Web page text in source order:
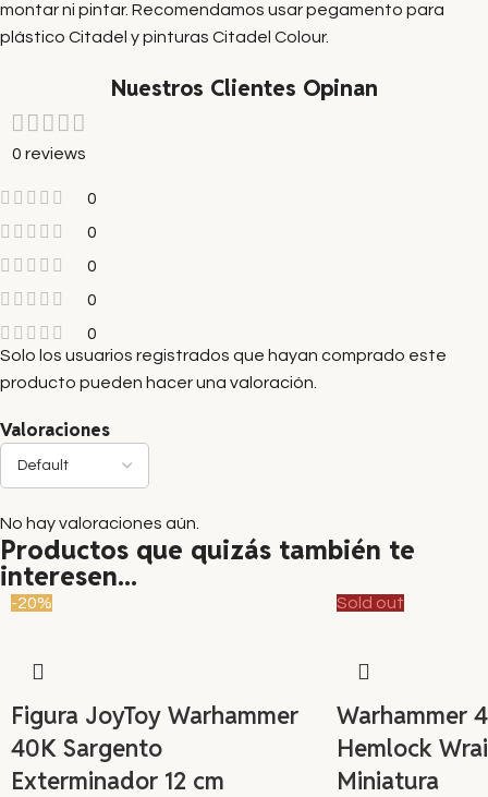
montar ni pintar. Recomendamos usar pegamento para
plástico Citadel y pinturas Citadel Colour.
Nuestros Clientes Opinan
0 reviews
0
0
0
0
0
Valoraciones
No hay valoraciones aún.
Solo los usuarios registrados que hayan comprado este
producto pueden hacer una valoración.
Productos que quizás también te
interesen...
-20%
Figura JoyToy Warhammer
40K Sargento
Exterminador 12 cm
Sold out
Warhammer
Hemlock
Miniatura